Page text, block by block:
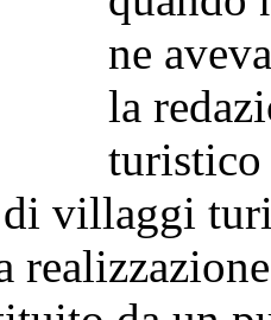
ne
la
turistico
villaggi